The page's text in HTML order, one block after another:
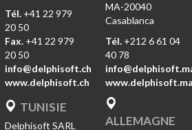
Tél. +41 22 979
20 50
Fax. +41 22 979
20 50
info@delphisoft.ch
www.delphisoft.ch
MA-20040
Casablanca
Tél. +212 6 61 04
40 78
TUNISIE
Delphisoft SARL
ALLEMAGNE